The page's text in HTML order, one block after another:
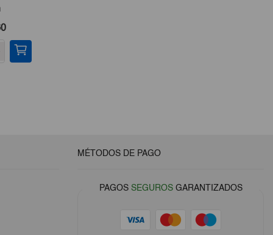
MÉTODOS DE PAGO
PAGOS SEGUROSGARANTIZADOS